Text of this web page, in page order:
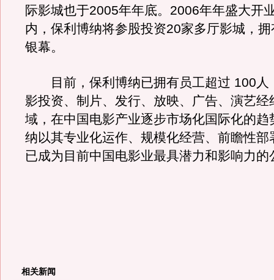
际影城也于2005年年底。2006年年盛大开
内，保利博纳将参股投资20家多厅影城，
银幕。
目前，保利博纳已拥有员工超过 100人
影投资、制片、发行、放映、广告、演艺经
域，在中国电影产业逐步市场化国际化的趋
纳以其专业化运作、规模化经营、前瞻性部
已成为目前中国电影业最具潜力和影响力的
相关新闻